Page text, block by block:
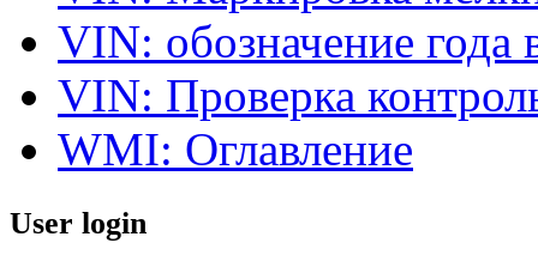
VIN: обозначение года
VIN: Проверка
WMI: Оглавление
User login